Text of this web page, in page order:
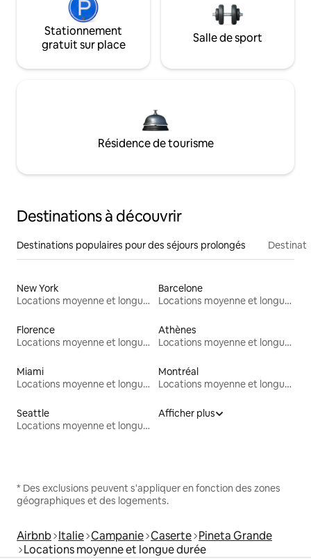
Stationnement
gratuit sur place
Salle de sport
Résidence de tourisme
Destinations à découvrir
Destinations populaires pour des séjours prolongés
New York
Locations moyenne et longue durée
Barcelone
Locations moyenne et longue durée
Florence
Locations moyenne et longue durée
Athènes
Locations moyenne et longue durée
Miami
Locations moyenne et longue durée
Montréal
Locations moyenne et longue durée
Seattle
Locations moyenne et longue durée
Afficher plus
* Des exclusions peuvent s'appliquer en fonction des zones
géographiques et des logements.
Airbnb Italie Campanie Caserte Pineta Grande
Locations moyenne et longue durée